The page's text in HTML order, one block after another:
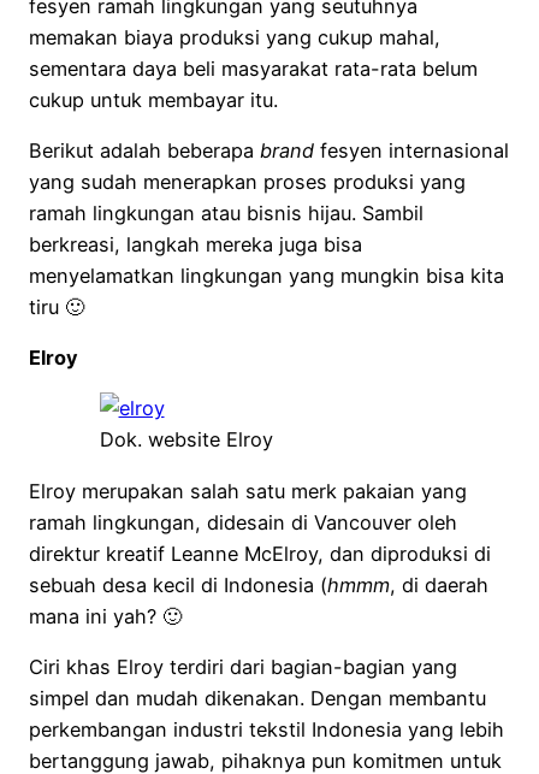
fesyen ramah lingkungan yang seutuhnya
memakan biaya produksi yang cukup mahal,
sementara daya beli masyarakat rata-rata belum
cukup untuk membayar itu.
Berikut adalah beberapa brand fesyen internasional
yang sudah menerapkan proses produksi yang
ramah lingkungan atau bisnis hijau. Sambil
berkreasi, langkah mereka juga bisa
menyelamatkan lingkungan yang mungkin bisa kita
tiru 🙂
Elroy
Dok. website Elroy
Elroy merupakan salah satu merk pakaian yang
ramah lingkungan, didesain di Vancouver oleh
direktur kreatif Leanne McElroy, dan diproduksi di
sebuah desa kecil di Indonesia (hmmm, di daerah
mana ini yah? 🙂
Ciri khas Elroy terdiri dari bagian-bagian yang
simpel dan mudah dikenakan. Dengan membantu
perkembangan industri tekstil Indonesia yang lebih
bertanggung jawab, pihaknya pun komitmen untuk